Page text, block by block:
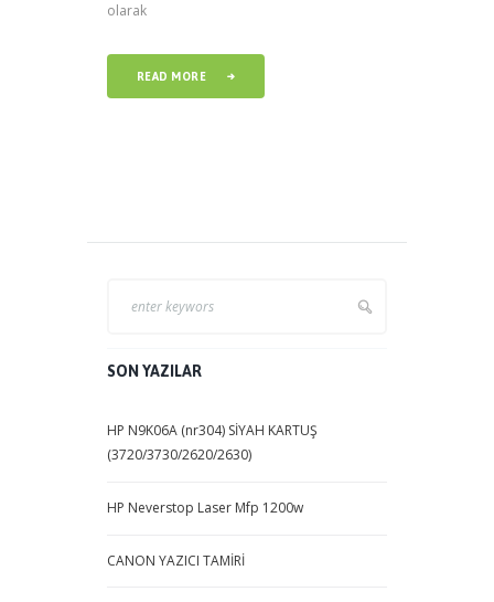
olarak
READ MORE
SON YAZILAR
HP N9K06A (nr304) SİYAH KARTUŞ
(3720/3730/2620/2630)
HP Neverstop Laser Mfp 1200w
CANON YAZICI TAMİRİ